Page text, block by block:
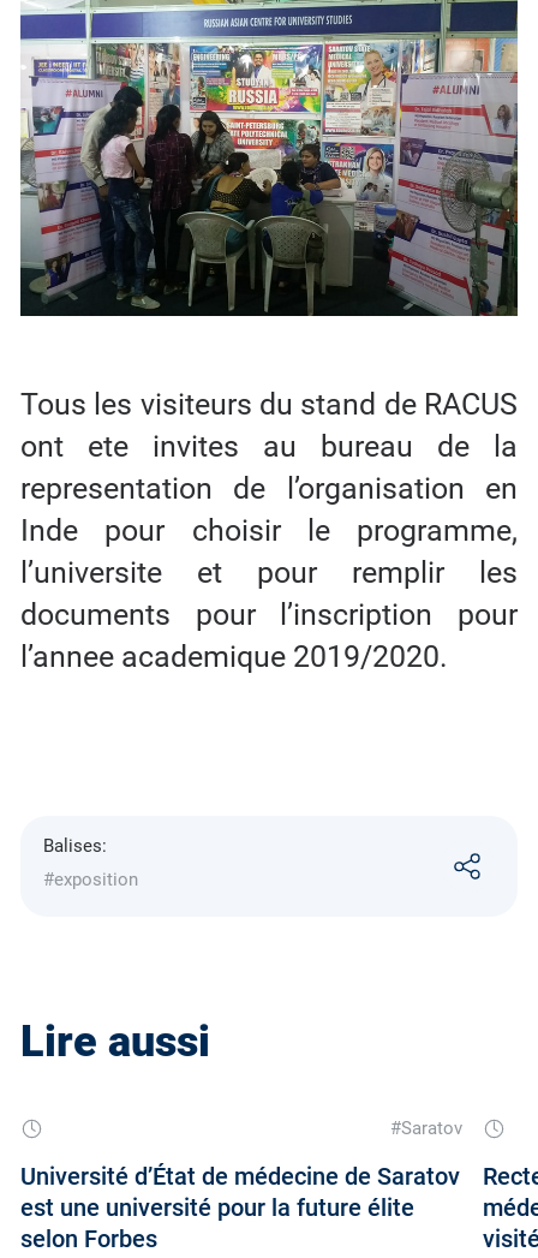
Tous les visiteurs du stand de RACUS
ont ete invites au bureau de la
representation de l’organisation en
Inde pour choisir le programme,
l’universite et pour remplir les
documents pour l’inscription pour
l’annee academique 2019/2020.
Balises:
#exposition
Lire aussi
#Saratov
Université d’État de médecine de Saratov
est une université pour la future élite
selon Forbes